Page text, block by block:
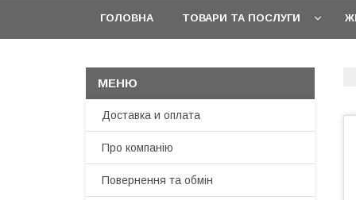
ГОЛОВНА ТОВАРИ ТА ПОСЛУГИ
Доставка и оплата
Про компанію
Повернення та обмін